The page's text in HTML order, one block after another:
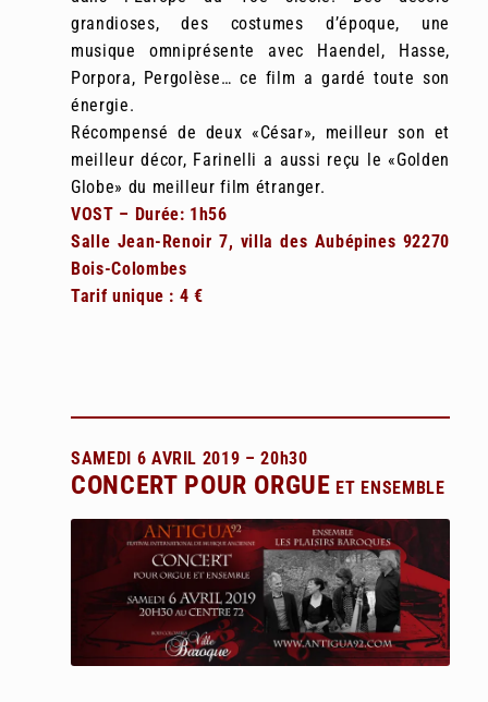
grandioses, des costumes d’époque, une
musique omniprésente avec Haendel, Hasse,
Porpora, Pergolèse… ce film a gardé toute son
énergie.
Récompensé de deux «César», meilleur son et
meilleur décor, Farinelli a aussi reçu le «Golden
Globe» du meilleur film étranger.
VOST – Durée: 1h56
Salle Jean-Renoir 7, villa des Aubépines 92270
Bois-Colombes
Tarif unique : 4 €
SAMEDI 6 AVRIL 2019 – 20h30
CONCERT POUR ORGUE ET ENSEMBLE